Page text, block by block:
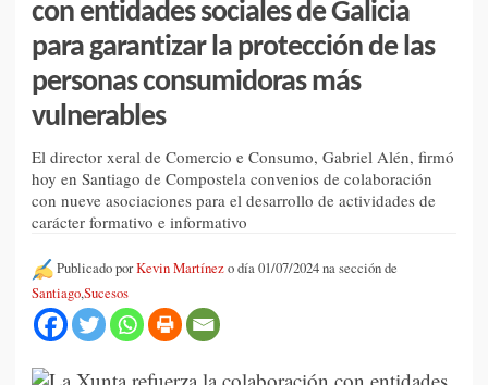
con entidades sociales de Galicia
para garantizar la protección de las
personas consumidoras más
vulnerables
El director xeral de Comercio e Consumo, Gabriel Alén, firmó
hoy en Santiago de Compostela convenios de colaboración
con nueve asociaciones para el desarrollo de actividades de
carácter formativo e informativo
Publicado porKevin Martínezo día 01/07/2024 na sección de
Santiago,Sucesos